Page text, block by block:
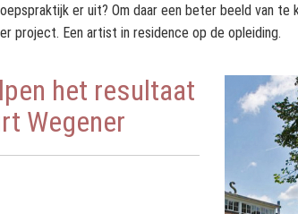
er uit? Om daar een beter beeld van te
project. Een artist in residence op de opleiding.
het resultaat
Wegener